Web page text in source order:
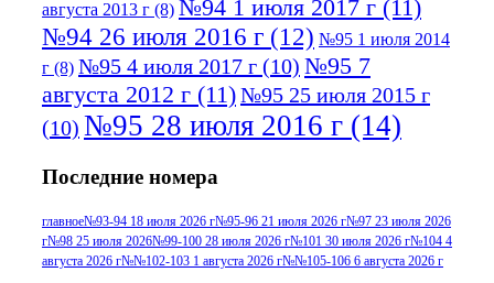
августа 2013 г (8) №94 1 июля 2017 г (11)
№94 26 июля 2016 г (12) №95 1 июля 2014
г (8) №95 4 июля 2017 г (10) №95 7
августа 2012 г (11)№95 25 июля 2015 г
(10) №95 28 июля 2016 г (14)
июля 2017 г(11)№96 9 августа 2012
г(13) №96 28 июля 2015 г(9) №96+97 3
июля 2014 г(10)№96+97 30 июля
Последние номера
главное№93-94 18 июля 2026 г№95-96 21 июля 2026 г№97 23 июля 2026
г№98 25 июля 2026№99-100 28 июля 2026 г№101 30 июля 2026 г№104 4
августа 2026 г№№102-103 1 августа 2026 г№№105-106 6 августа 2026 г